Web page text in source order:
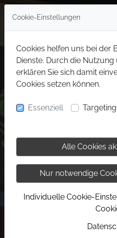
Cookie-Einstellungen
Cookies helfen uns bei der
Dienste. Durch die Nutzung
erklären Sie sich damit
Cookies setzen können.
Essenziell
Alle Cookies
Nur notwendige
Individuelle Cookie-